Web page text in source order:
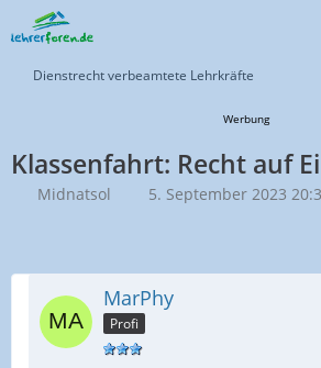
Dienstrecht verbeamtete Lehrkräfte
Werbung
Klassenfahrt: Recht auf
Midnatsol 5. September 2023
MarPhy
Profi